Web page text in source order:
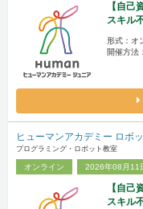
【自己
スキル
形式：オ
開催方法
ヒューマンアカデミー ロボ
プログラミング・ロボット教室
オンライン 2026年08月11
【自己
スキル